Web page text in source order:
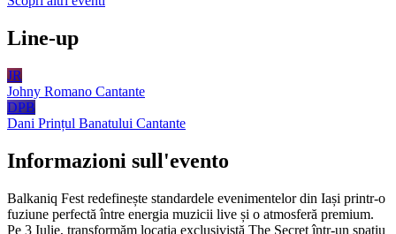
Line-up
JR
Johny Romano Cantante
DPB
Dani Prințul Banatului Cantante
Informazioni sull'evento
Balkaniq Fest redefinește standardele evenimentelor din Iași printr-o
fuziune perfectă între energia muzicii live și o atmosferă premium.
Pe 3 Iulie, transformăm locația exclusivistă The Secret într-un spațiu